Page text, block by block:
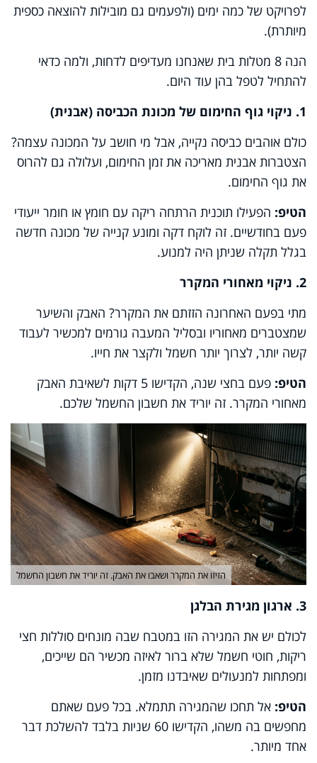
לפרויקט של כמה ימים (ולפעמים גם מובילות להוצאה כספית
מיותרת).
הנה 8 מטלות בית שאנחנו מעדיפים לדחות, ולמה כדאי
להתחיל לטפל בהן עוד היום.
1. ניקוי גוף החימום של מכונת הכביסה (אבנית)
כולם אוהבים כביסה נקייה, אבל מי חושב על המכונה עצמה?
הצטברות אבנית מאריכה את זמן החימום, ועלולה גם להרוס
את גוף החימום.
הטיפ: הפעילו תוכנית הרתחה ריקה עם חומץ או חומר ייעודי
פעם בחודשיים. זה לוקח דקה ומונע קנייה של מכונה חדשה
בגלל תקלה שניתן היה למנוע.
2. ניקוי מאחורי המקרר
מתי בפעם האחרונה הזזתם את המקרר? האבק והשיער
שמצטברים מאחוריו ובסליל המעבה גורמים למכשיר לעבוד
קשה יותר, לצרוך יותר חשמל ולקצר את חייו.
הטיפ:
פעם בחצי שנה, הקדישו 5 דקות לשאיבת האבק
מאחורי המקרר. זה יוריד את חשבון החשמל שלכם.
הזיזו את המקרר ושאבו את האבק. זה יוריד את חשבון החשמל
3. ארגון מגירת הבלגן
לכולם יש את המגירה הזו במטבח שבה מונחים סוללות חצי
ריקות, חוטי חשמל שלא ברור לאיזה מכשיר הם שייכים,
ומפתחות למנעולים שאיבדנו מזמן.
הטיפ: אל תחכו שהמגירה תתמלא. בכל פעם שאתם
מחפשים בה משהו, הקדישו 60 שניות בלבד להשלכת דבר
אחד מיותר.